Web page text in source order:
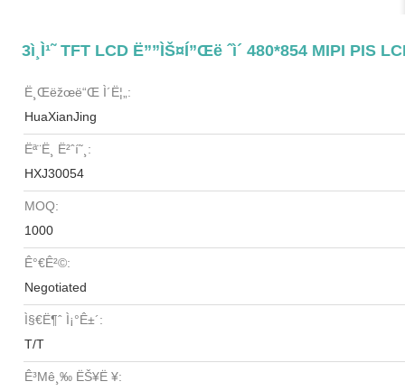
3ì¸ì¹˜ TFT LCD Ë””ìŠ¤í”Œë ˆì´ 480*854 MIPI PIS
Ë¸Œëžœë“œ Ì´ë¦„:
HuaXianJing
Ëª¨ë¸ Ë²ˆí˜¸:
HXJ30054
MOQ:
1000
Ê°€ê²©:
Negotiated
Ì§€ë¶ˆ Ì¡°ê±´:
T/T
Ê³µê¸‰ ËŠ¥ë ¥: